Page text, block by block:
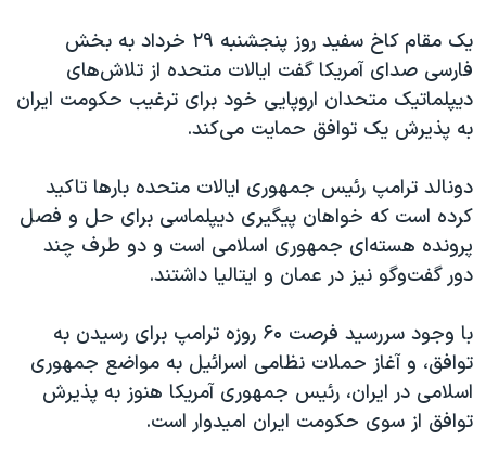
یک مقام کاخ سفید روز پنجشنبه ۲۹ خرداد به بخش
فارسی صدای آمریکا گفت ایالات متحده از تلاش‌های
دیپلماتیک متحدان اروپایی خود برای ترغیب حکومت ایران
به پذیرش یک توافق حمایت می‌کند.
دونالد ترامپ رئیس جمهوری ایالات متحده بارها تاکید
کرده است که خواهان پیگیری دیپلماسی برای حل و فصل
پرونده هسته‌ای جمهوری اسلامی است و دو طرف چند
دور گفت‌وگو نیز در عمان و ایتالیا داشتند.
با وجود سررسید فرصت ۶۰ روزه ترامپ برای رسیدن به
توافق، و آغاز حملات نظامی اسرائیل به مواضع جمهوری
اسلامی در ایران، رئیس جمهوری آمریکا هنوز به پذیرش
توافق از سوی حکومت ایران امیدوار است.